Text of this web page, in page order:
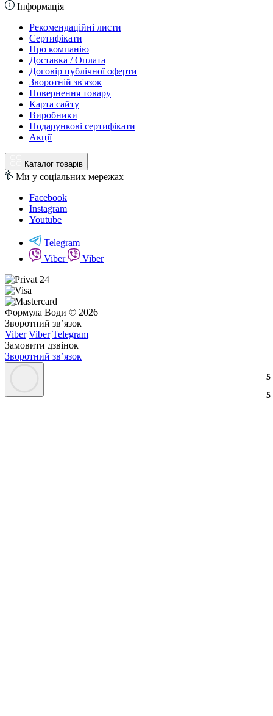
3
3
2
2
3
3
5
5
Інформація
Рекомендаційні листи
Сертифікати
Про компанію
Доставка / Оплата
Договір публічної оферти
Зворотній зв'язок
Повернення товару
Карта сайту
Виробники
Подарункові сертифікати
Акції
Каталог товарів
Ми у соціальних мережах
Facebook
Instagram
Youtube
Telegram
Viber
Viber
Формула Води © 2026
Зворотний зв’язок
Viber Viber Telegram
Замовити дзвінок
Зворотний зв’язок